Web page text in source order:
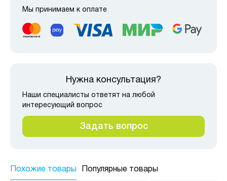
Мы принимаем к оплате
Нужна консультация?
Наши специалисты ответят на любой
интересующий вопрос
Задать вопрос
Похожие товары Популярные товары